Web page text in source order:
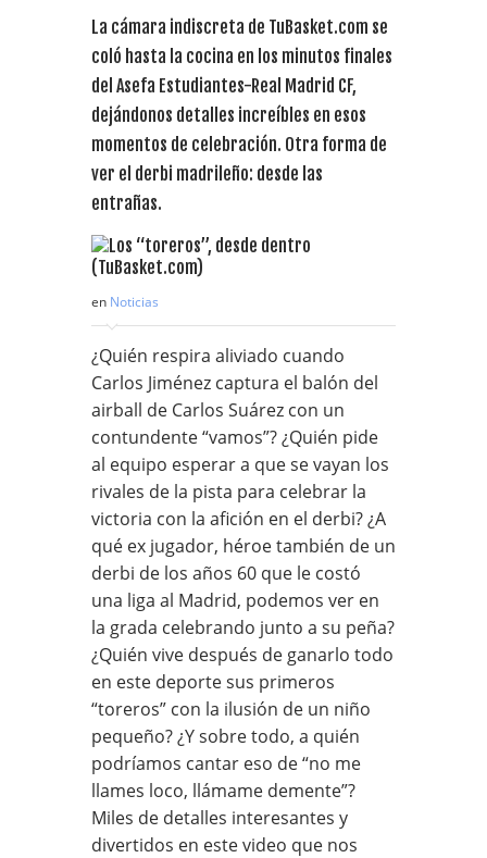
La cámara indiscreta de TuBasket.com se
coló hasta la cocina en los minutos finales
del Asefa Estudiantes-Real Madrid CF,
dejándonos detalles increíbles en esos
momentos de celebración. Otra forma de
ver el derbi madrileño: desde las
entrañas.
en Noticias
¿Quién respira aliviado cuando
Carlos Jiménez captura el balón del
airball de Carlos Suárez con un
contundente “vamos”? ¿Quién pide
al equipo esperar a que se vayan los
rivales de la pista para celebrar la
victoria con la afición en el derbi? ¿A
qué ex jugador, héroe también de un
derbi de los años 60 que le costó
una liga al Madrid, podemos ver en
la grada celebrando junto a su peña?
¿Quién vive después de ganarlo todo
en este deporte sus primeros
“toreros” con la ilusión de un niño
pequeño? ¿Y sobre todo, a quién
podríamos cantar eso de “no me
llames loco, llámame demente”?
Miles de detalles interesantes y
divertidos en este video que nos